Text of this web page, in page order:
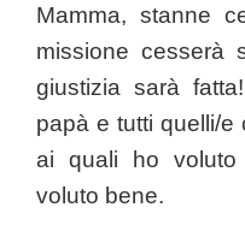
Mamma, stanne
missione cesserà
giustizia sarà
papà e tutti quelli/
ai quali ho
voluto bene.